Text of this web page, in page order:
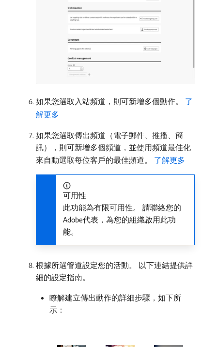
如果您選取入站頻道，則可新增多個動作。 了
解更多
如果您選取傳出頻道（電子郵件、推播、簡
訊），則可新增多個頻道，並使用頻道最佳化
來自動選取每位客戶的最佳頻道。 了解更多
可用性
此功能為有限可用性。 請聯絡您的
Adobe代表，為您的組織啟用此功
能。
根據所選管道設定您的活動。 以下連結提供詳
細的設定指南。
瞭解建立傳出動作的詳細步驟，如下所
示：